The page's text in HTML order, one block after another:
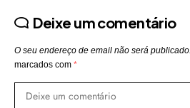
Deixe um comentário
O seu endereço de email não será publicado.
marcados com *